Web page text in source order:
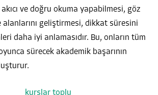
akıcı ve doğru okuma yapabilmesi, göz
alanlarını geliştirmesi, dikkat süresini
daha iyi anlamasıdır. Bu, onların tüm
sürecek akademik başarının